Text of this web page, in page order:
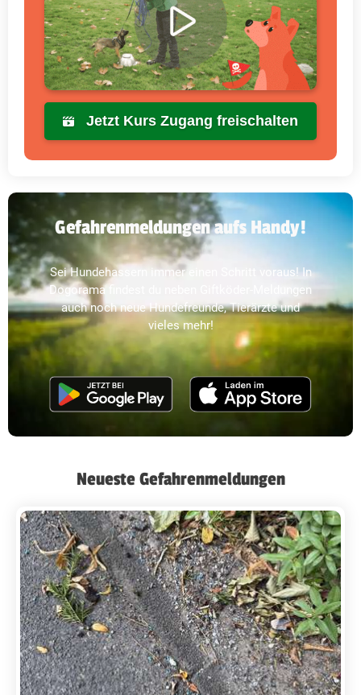
Jetzt Kurs Zugang freischalten
Gefahrenmeldungen aufs Handy!
Sei Hundehassern immer einen Schritt voraus! In
Dogorama findest du neben Giftköder-Meldungen
auch noch neue Hundefreunde, Tierärzte und
vieles mehr!
Neueste Gefahrenmeldungen